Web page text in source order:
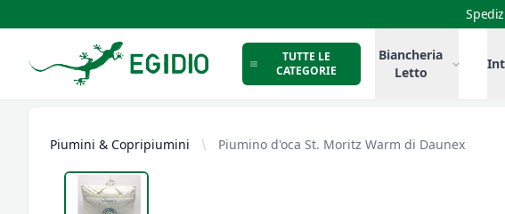
Intimo Egidio
TUTTE LE
CATEGORIE
Biancheria
Letto
Piumini & Copripiumini Piumino d'oca St. Moritz Warm di Daunex